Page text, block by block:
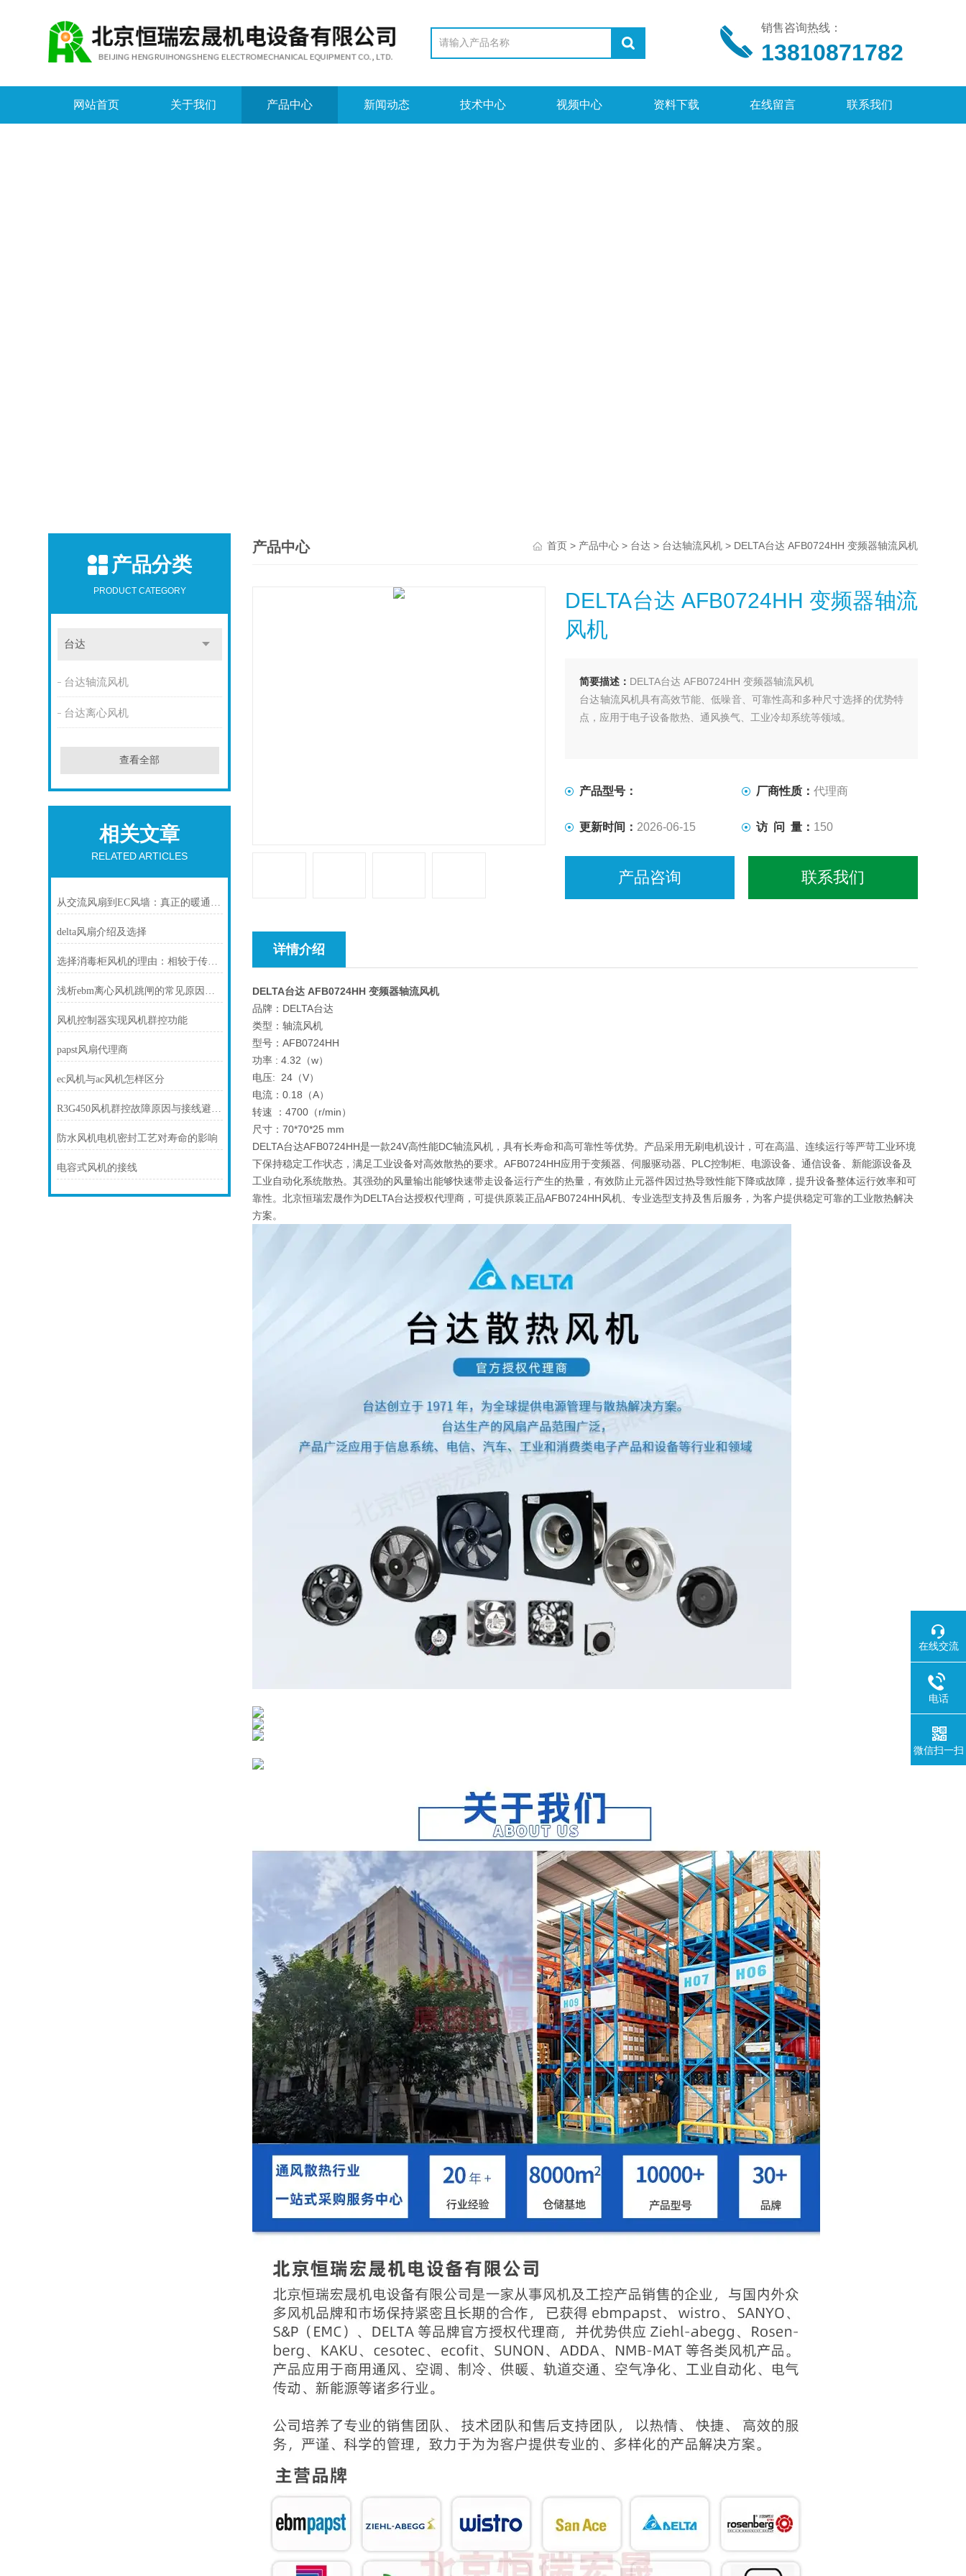
销售咨询热线：
13810871782
网站首页 关于我们 产品中心 新闻动态 技术中心 视频中心 资料下载 在线留言 联系我们
产品分类
PRODUCT CATEGORY
台达
台达轴流风机
台达离心风机
查看全部
相关文章
RELATED ARTICLES
从交流风扇到EC风墙：真正的暖通空调改造，节能高达69%
delta风扇介绍及选择
选择消毒柜风机的理由：相较于传统方法的压倒性优势分析
浅析ebm离心风机跳闸的常见原因及处理方法
风机控制器实现风机群控功能
papst风扇代理商
ec风机与ac风机怎样区分
R3G450风机群控故障原因与接线避坑指南
防水风机电机密封工艺对寿命的影响
电容式风机的接线
产品中心 首页> 产品中心> 台达 > 台达轴流风机> DELTA台达 AFB0724HH 变频器轴流风机
DELTA台达 AFB0724HH 变频器轴流
风机
简要描述： DELTA台达 AFB0724HH 变频器轴流风机
台达轴流风机具有高效节能、低噪音、可靠性高和多种尺寸选择的优势特
点，应用于电子设备散热、通风换气、工业冷却系统等领域。
产品型号： 厂商性质： 代理商
更新时间： 2026-06-15 访 问 量： 150
产品咨询 联系我们
详情介绍
DELTA台达 AFB0724HH 变频器轴流风机
品牌：DELTA台达
类型：轴流风机
型号：AFB0724HH
功率 : 4.32（w）
电压: 24（V）
电流：0.18（A）
转速 ：4700（r/min）
尺寸：70*70*25 mm
DELTA台达AFB0724HH是一款24V高性能DC轴流风机，具有长寿命和高可靠性等优势。产品采用无刷电机设计，可在高温、连续运行等严苛工业环境
下保持稳定工作状态，满足工业设备对高效散热的要求。AFB0724HH应用于变频器、伺服驱动器、PLC控制柜、电源设备、通信设备、新能源设备及
工业自动化系统散热。其强劲的风量输出能够快速带走设备运行产生的热量，有效防止元器件因过热导致性能下降或故障，提升设备整体运行效率和可
靠性。北京恒瑞宏晟作为DELTA台达授权代理商，可提供原装正品AFB0724HH风机、专业选型支持及售后服务，为客户提供稳定可靠的工业散热解决
方案。
在线交流
电话
微信扫一扫